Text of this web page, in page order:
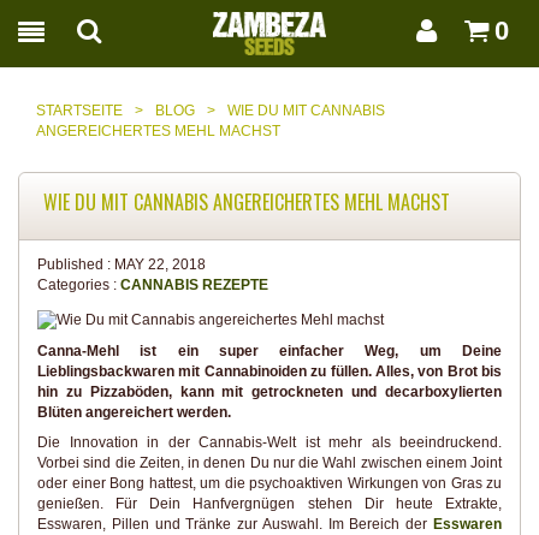
0
STARTSEITE > BLOG >
WIE DU MIT CANNABIS
ANGEREICHERTES MEHL MACHST
WIE DU MIT CANNABIS ANGEREICHERTES MEHL MACHST
Published : MAY 22, 2018
Categories : CANNABIS REZEPTE
Canna-Mehl ist ein super einfacher Weg, um Deine
Lieblingsbackwaren mit Cannabinoiden zu füllen. Alles, von Brot bis
hin zu Pizzaböden, kann mit getrockneten und decarboxylierten
Blüten angereichert werden.
Die Innovation in der Cannabis-Welt ist mehr als beeindruckend.
Vorbei sind die Zeiten, in denen Du nur die Wahl zwischen einem Joint
oder einer Bong hattest, um die psychoaktiven Wirkungen von Gras zu
genießen. Für Dein Hanfvergnügen stehen Dir heute Extrakte,
Esswaren, Pillen und Tränke zur Auswahl. Im Bereich der Esswaren